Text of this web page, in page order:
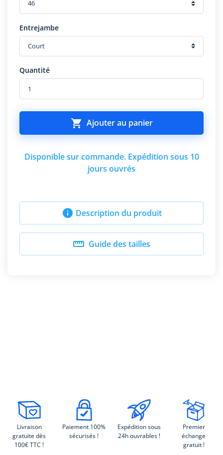
Entrejambe
Quantité
 Ajouter au panier
Disponible sur commande. Expédition sous 10
jours ouvrés
 Description du produit
 Guide des tailles
Livraison
gratuite dès
100€ TTC !
Paiement 100%
sécurisés !
Expédition sous
24h ouvrables !
Premier
échange
gratuit !